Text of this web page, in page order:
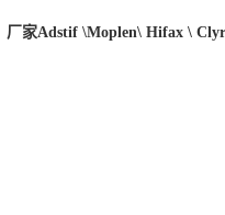
厂家Adstif \Moplen\ Hifax \